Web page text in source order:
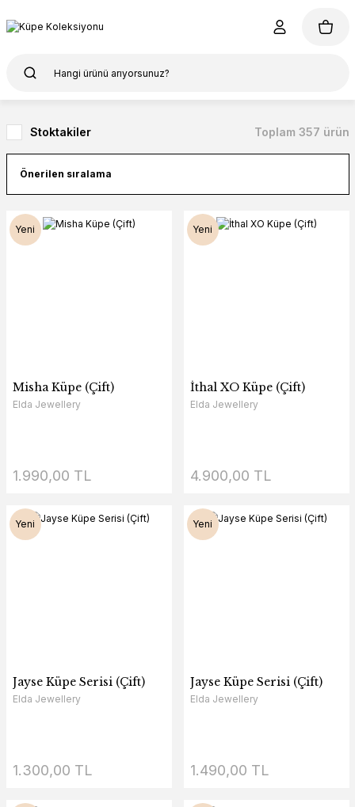
Stoktakiler Toplam 357 ürün
Yeni
Misha Küpe (Çift)
Elda Jewellery
1.990,00 TL
Yeni
İthal XO Küpe (Çift)
Elda Jewellery
4.900,00 TL
Yeni
Jayse Küpe Serisi (Çift)
Elda Jewellery
1.300,00 TL
Yeni
Jayse Küpe Serisi (Çift)
Elda Jewellery
1.490,00 TL